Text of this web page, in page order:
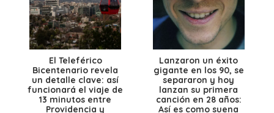
El Teleférico
Bicentenario revela
un detalle clave: así
funcionará el viaje de
13 minutos entre
Providencia y
Lanzaron un éxito
gigante en los 90, se
separaron y hoy
lanzan su primera
canción en 28 años:
Así es como suena